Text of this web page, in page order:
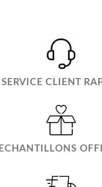
SERVICE CLIENT
ECHANTILLONS